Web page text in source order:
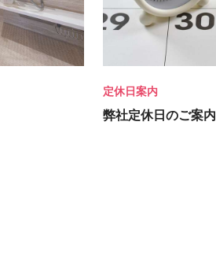
定休日案内
弊社定休日のご案内